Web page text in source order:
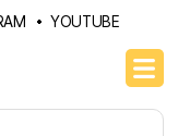
YOUTUBE